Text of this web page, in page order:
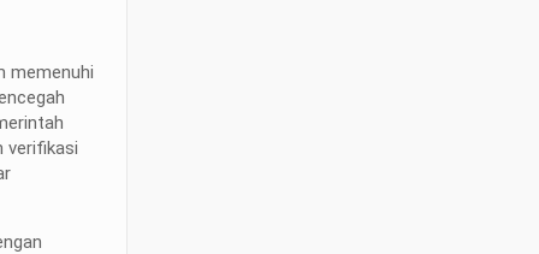
memenuhi
verifikasi